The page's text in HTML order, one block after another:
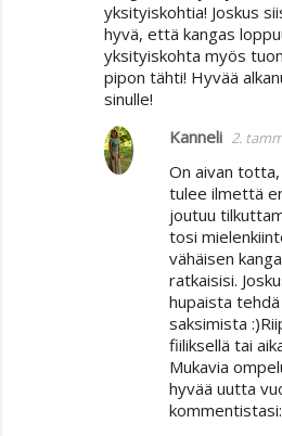
yksityiskohtia! Joskus
hyvä, että kangas
yksityiskohta myös
pipon tähti! Hyvää
sinulle!
Kanneli 2.
On aivan
tulee ilmettä
joutuu
tosi
vähäisen
ratkaisisi.
hupaista
saksimista
fiiliksellä tai
Mukavia
hyvää uutta